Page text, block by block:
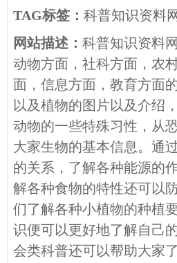
TAG标签： 科普知识资料
网站描述： 科普知识资料
动物方面，社科方面，农
面，信息方面，教育方面
以及植物的图片以及介绍
动物的一些特殊习性，从
大家生物的基本信息。通
的关系，了解各种能源的
解各种食物的特性还可以
们了解各种小植物的种植
识便可以更好地了解自己
会类科普还可以帮助大家